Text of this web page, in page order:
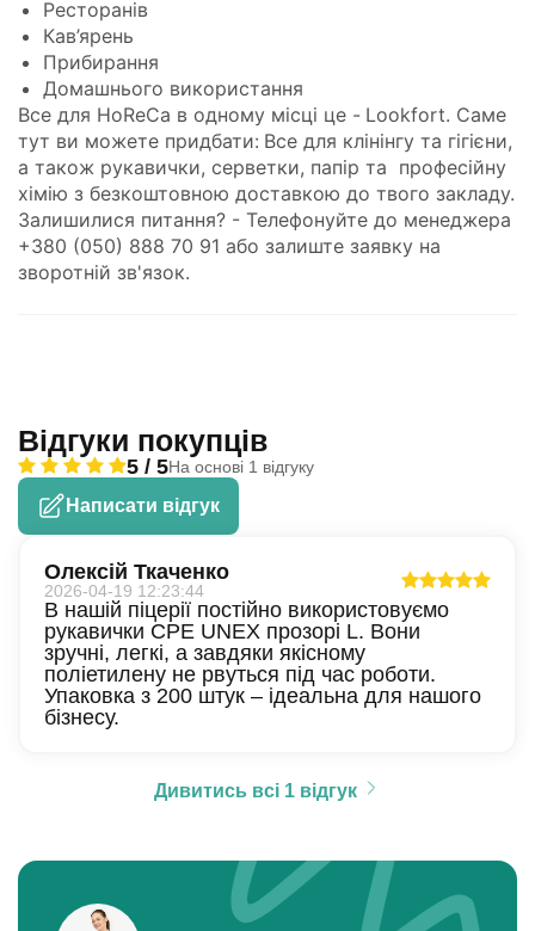
Ресторанів
Кав’ярень
Прибирання
Домашнього використання
Все для HoReCa в одному місці це - Lookfort. Саме
тут ви можете придбати: Все для клінінгу та гігієни,
а також рукавички, серветки, папір та професійну
хімію з безкоштовною доставкою до твого закладу.
Залишилися питання? - Телефонуйте до менеджера
+380 (050) 888 70 91 або залиште заявку на
зворотній зв'язок.
Відгуки покупців
5 / 5На основі 1 відгуку
Написати відгук
Олексій Ткаченко
2026-04-19 12:23:44
В нашій піцерії постійно використовуємо
рукавички CPE UNEX прозорі L. Вони
зручні, легкі, а завдяки якісному
поліетилену не рвуться під час роботи.
Упаковка з 200 штук – ідеальна для нашого
бізнесу.
Дивитись всі 1 відгук